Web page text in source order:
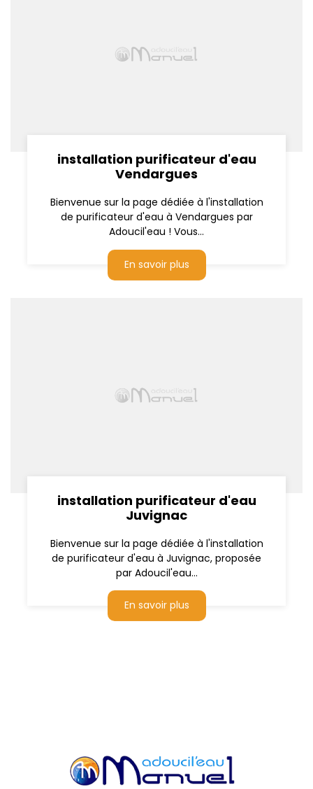
installation purificateur d'eau
Vendargues
Bienvenue sur la page dédiée à l'installation
de purificateur d'eau à Vendargues par
Adoucil'eau ! Vous...
En savoir plus
installation purificateur d'eau
Juvignac
Bienvenue sur la page dédiée à l'installation
de purificateur d'eau à Juvignac, proposée
par Adoucil'eau...
En savoir plus